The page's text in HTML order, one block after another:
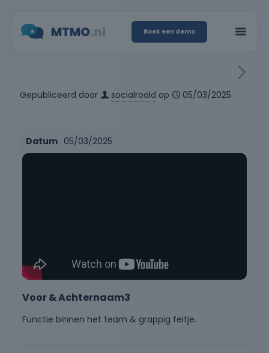
Boek een demo
Gepubliceerd door socialroald op 05/03/2025
Datum 05/03/2025
Voor & Achternaam3
Functie binnen het team & grappig feitje.